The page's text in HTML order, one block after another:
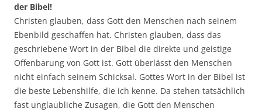
der Bibel!
Christen glauben, dass Gott den Menschen nach seinem
Ebenbild geschaffen hat. Christen glauben, dass das
geschriebene Wort in der Bibel die direkte und geistige
Offenbarung von Gott ist. Gott überlässt den Menschen
nicht einfach seinem Schicksal. Gottes Wort in der Bibel ist
die beste Lebenshilfe, die ich kenne. Da stehen tatsächlich
fast unglaubliche Zusagen, die Gott den Menschen